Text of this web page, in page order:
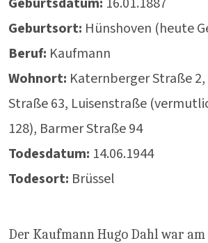
Geburtsort: Hünshoven (heute
Beruf: Kaufmann
Wohnort: Katernberger Straße
Straße 63, Luisenstraße
128), Barmer Straße 94
Todesdatum: 14.06.1944
Todesort: Brüssel
Der Kaufmann Hugo Dahl war am